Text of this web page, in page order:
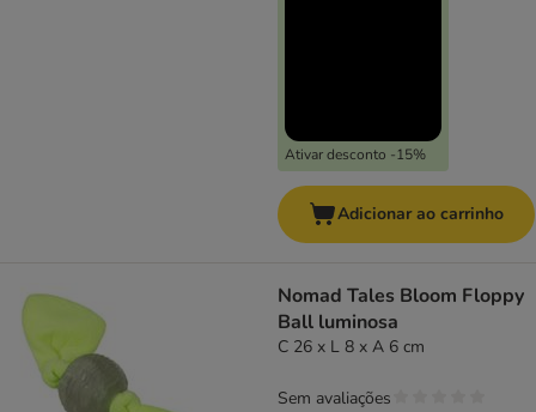
Ativar desconto -15%
Adicionar ao carrinho
Nomad Tales Bloom Floppy
Ball luminosa
C 26 x L 8 x A 6 cm
Sem avaliações